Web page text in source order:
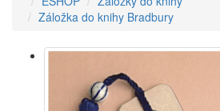
Záložka do knihy Bradbury